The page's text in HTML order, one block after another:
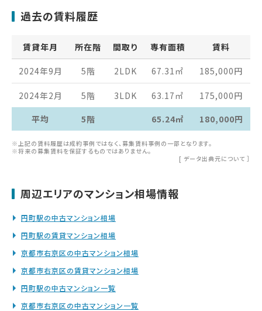
過去の賃料履歴
賃貸年月 所在階 間取り 専有面積 賃料
2024年9月 5階 2LDK 67.31 ㎡ 185,000円
2024年2月 5階 3LDK 63.17 ㎡ 175,000円
平均
5階 65.24㎡ 180,000円
※上記の賃料履歴は成約事例ではなく、募集賃料事例の一部となります。
※将来の募集賃料を保証するものではありません。
[ データ出典元について ］
周辺エリアのマンション相場情報
円町駅の中古マンション相場
円町駅の賃貸マンション相場
京都市右京区の中古マンション相場
京都市右京区の賃貸マンション相場
円町駅の中古マンション一覧
京都市右京区の中古マンション一覧